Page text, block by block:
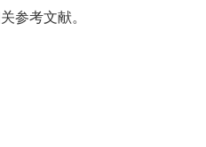
参考文献。